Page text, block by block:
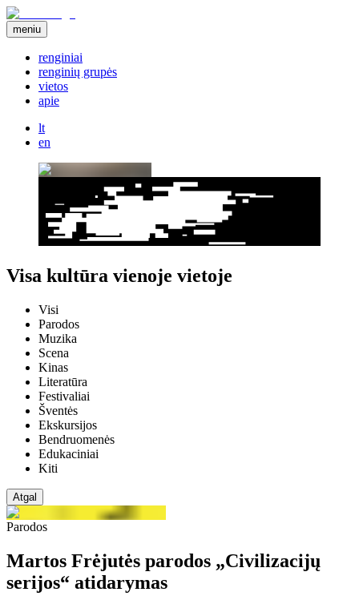
meniu
renginiai
renginių grupės
vietos
apie
lt
en
Visa kultūra vienoje vietoje
Visi
Parodos
Muzika
Scena
Kinas
Literatūra
Festivaliai
Šventės
Ekskursijos
Bendruomenės
Edukaciniai
Kiti
Atgal
Parodos
Martos Frėjutės parodos „Civilizacijų
serijos“ atidarymas